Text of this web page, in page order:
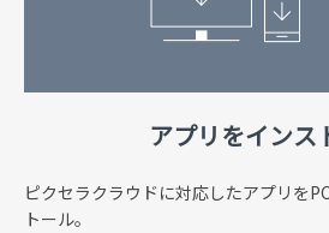
アプリをインス
ピクセラクラウドに対応したアプリを
トール。